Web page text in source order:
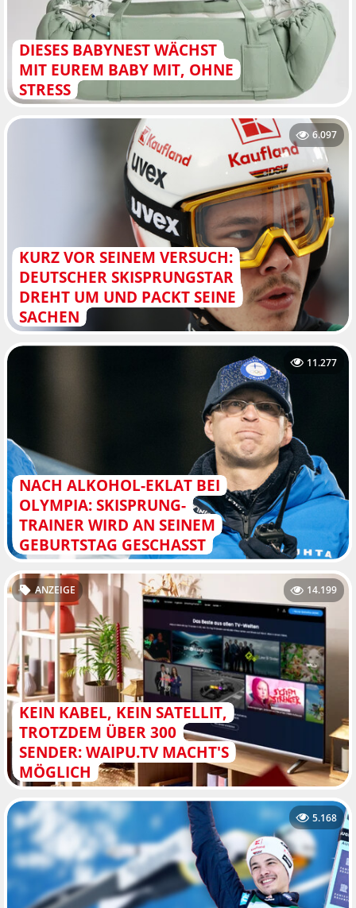
DIESES BABYNEST WÄCHST
MIT EUREM BABY MIT, OHNE
STRESS
KURZ VOR SEINEM VERSUCH:
DEUTSCHER SKISPRUNGSTAR
DREHT UM UND PACKT SEINE
SACHEN
6.097
NACH ALKOHOL-EKLAT BEI
OLYMPIA: SKISPRUNG-
TRAINER WIRD AN SEINEM
GEBURTSTAG GESCHASST
11.277
KEIN KABEL, KEIN SATELLIT,
TROTZDEM ÜBER 300
SENDER: WAIPU.TV MACHT'S
MÖGLICH
ANZEIGE 14.199
5.168